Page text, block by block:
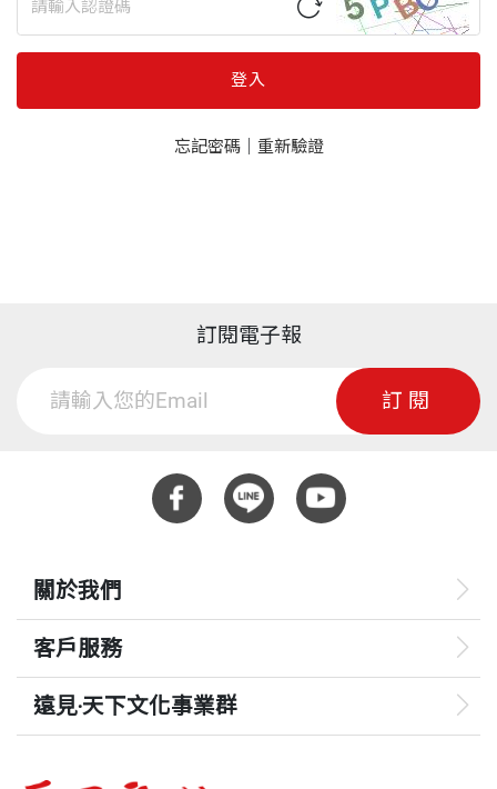
登入
忘記密碼｜ 重新驗證
訂閱電子報
訂閱
關於我們
客戶服務
遠見‧天下文化事業群